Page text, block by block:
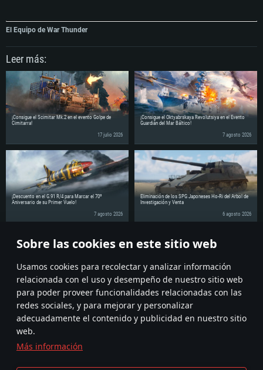
Sobre las cookies en este sitio web
Usamos cookies para recolectar y analizar información
relacionada con el uso y desempeño de nuestro sitio web
para poder proveer funcionalidades relacionadas con las
redes sociales, y para mejorar y personalizar
adecuadamente el contenido y publicidad en nuestro sitio
web.
Más información
El Equipo de War Thunder
Leer más:
¡Consigue el Scimitar Mk.2 en el evento Golpe de
Cimitarra!
17 julio 2026
¡Consigue el Oktyabrskaya Revolutsiya en el Evento
Guardián del Mar Báltico!
7 agosto 2026
¡Descuento en el G.91 R/4 para Marcar el 70º
Aniversario de su Primer Vuelo!
7 agosto 2026
Eliminación de los SPG Japoneses Ho-Ri del Árbol de
Investigación y Venta
6 agosto 2026
¡Comparte la noticia con tus amigos!
Discuss on the Forums
Términos y Condiciones Ajustes de cookies